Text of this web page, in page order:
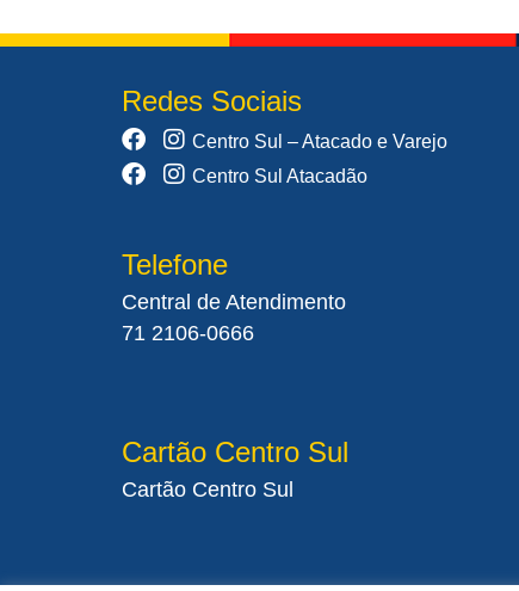
Redes Sociais
Centro Sul – Atacado e Varejo
Centro Sul Atacadão
Telefone
Central de Atendimento
71 2106-0666
Cartão Centro Sul
Cartão Centro Sul